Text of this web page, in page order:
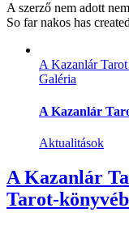
A szerző nem adott
So far nakos has
A Kazanlár
Galéria
A Kazanlár
Aktualitások
A Kazanlár
Tarot-